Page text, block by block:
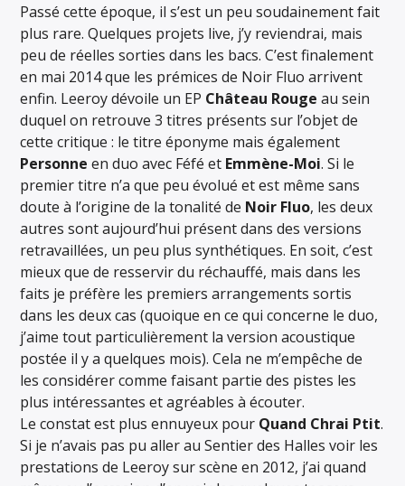
Passé cette époque, il s’est un peu soudainement fait
plus rare. Quelques projets live, j’y reviendrai, mais
peu de réelles sorties dans les bacs. C’est finalement
en mai 2014 que les prémices de Noir Fluo arrivent
enfin. Leeroy dévoile un EP Château Rouge au sein
duquel on retrouve 3 titres présents sur l’objet de
cette critique : le titre éponyme mais également
Personne en duo avec Féfé et Emmène-Moi. Si le
premier titre n’a que peu évolué et est même sans
doute à l’origine de la tonalité de Noir Fluo, les deux
autres sont aujourd’hui présent dans des versions
retravaillées, un peu plus synthétiques. En soit, c’est
mieux que de resservir du réchauffé, mais dans les
faits je préfère les premiers arrangements sortis
dans les deux cas (quoique en ce qui concerne le duo,
j’aime tout particulièrement la version acoustique
postée il y a quelques mois). Cela ne m’empêche de
les considérer comme faisant partie des pistes les
plus intéressantes et agréables à écouter.
Le constat est plus ennuyeux pour Quand Chrai Ptit.
Si je n’avais pas pu aller au Sentier des Halles voir les
prestations de Leeroy sur scène en 2012, j’ai quand